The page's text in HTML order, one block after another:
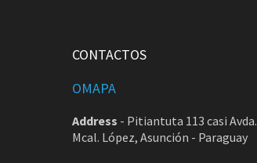
CONTACTOS
OMAPA
Address - Pitiantuta 113 casi Avda.
Mcal. López, Asunción - Paraguay